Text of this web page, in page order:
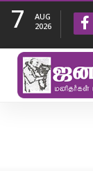
7
AUG
2026